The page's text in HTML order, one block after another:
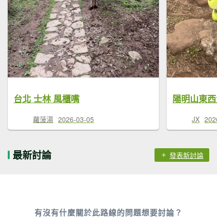
台北 士林 風櫃嘴
蘿菠湯 2026-03-05
陽明山東
JX
最新討論 發表新討論
有沒有什麼關於此路線的問題想要討論？